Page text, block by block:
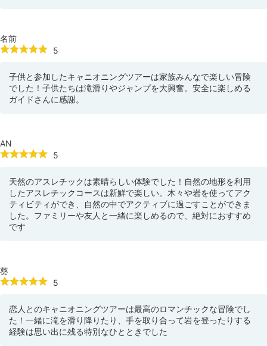
名前
5
子供と参加したキャニオニングツアーは家族みんなで楽しい冒険
でした！子供たちは滝滑りやジャンプを大興奮。安全に楽しめる
ガイドさんに感謝。
AN
5
天然のアスレチックは素晴らしい体験でした！自然の地形を利用
したアスレチックコースは新鮮で楽しい。木々や岩を使ってアク
ティビティができ、自然の中でアクティブに過ごすことができま
した。ファミリーや友人と一緒に楽しめるので、絶対におすすめ
です
葵
5
恋人とのキャニオニングツアーは最高のロマンチックな冒険でし
た！一緒に滝を滑り降りたり、手を取り合って岩を登ったりする
経験は思い出に残る特別なひとときでした